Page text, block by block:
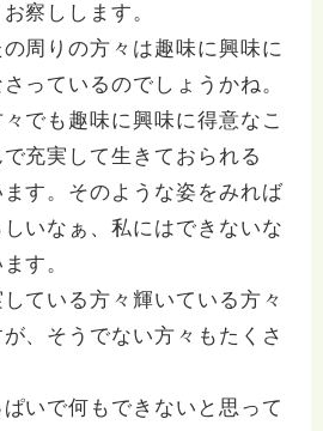
察しします。
周りの方々は趣味に興味に
っているのでしょうかね。
でも趣味に興味に得意なこ
充実して生きておられる
す。そのような姿をみれば
いなぁ、私にはできないな
す。
ている方々輝いている方々
、そうでない方々もたくさ
いで何もできないと思って